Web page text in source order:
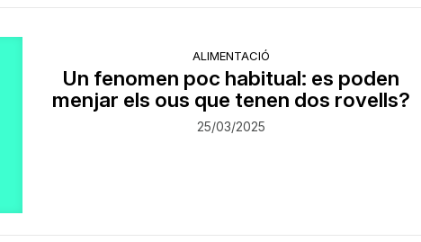
ALIMENTACIÓ
Un fenomen poc habitual: es poden
menjar els ous que tenen dos rovells?
25/03/2025